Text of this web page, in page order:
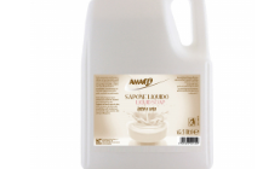
Quickview